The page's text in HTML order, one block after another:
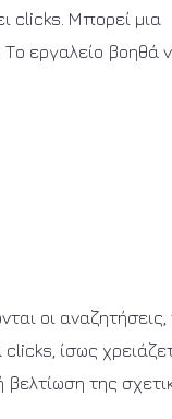
clicks. Μπορεί μια
εργαλείο βοηθά
οι αναζητήσεις,
ίσως
της